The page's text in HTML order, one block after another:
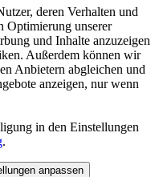
deren Verhalten und
Optimierung unserer
und Inhalte anzuzeigen
Außerdem können wir
Anbietern abgleichen und
anzeigen, nur wenn
in den Einstellungen
.
anpassen